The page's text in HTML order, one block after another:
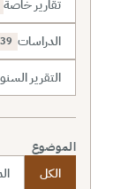
تقارير خاصة
الدراسات 39
التقرير
الموضوع
الكل